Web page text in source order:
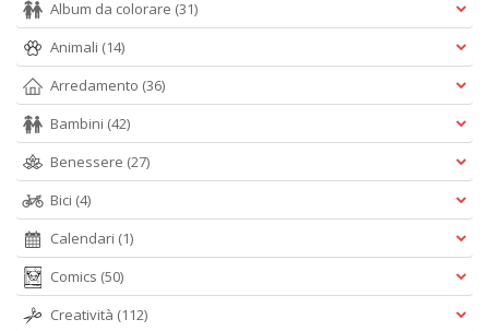
Album da colorare (31)
Animali (14)
Arredamento (36)
Bambini (42)
Benessere (27)
Bici (4)
Calendari (1)
Comics (50)
Creatività (112)